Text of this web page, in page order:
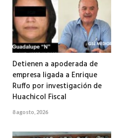
Detienen a apoderada de
empresa ligada a Enrique
Ruffo por investigación de
Huachicol Fiscal
8 agosto, 2026